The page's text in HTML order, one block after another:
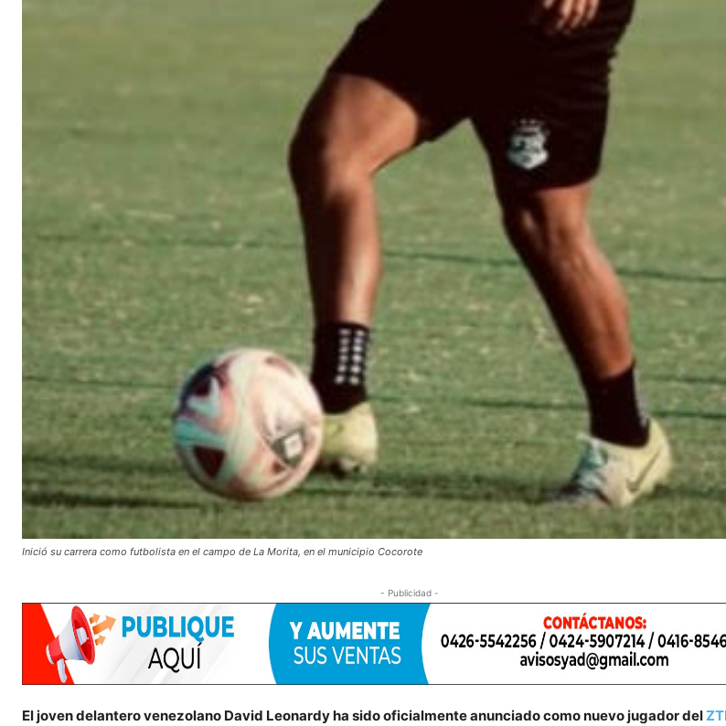
Inició su carrera como futbolista en el campo de La Morita, en el municipio Cocorote
- Publicidad -
El joven delantero venezolano David Leonardy ha sido oficialmente anunciado como nuevo jugador del